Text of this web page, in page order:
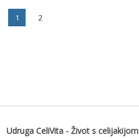
Paginacija
objava
Stranica
1 Stranica
2
Udruga CeliVita - Život s celijakijom